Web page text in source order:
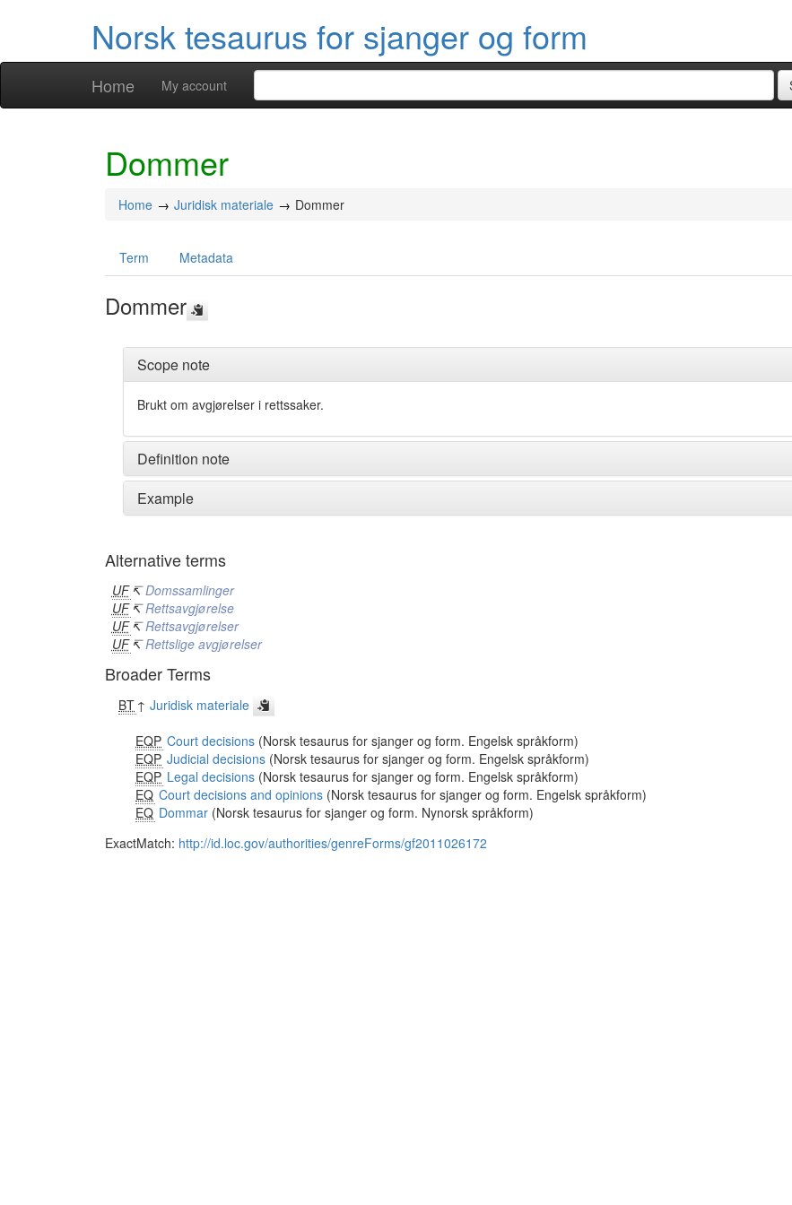
Norsk tesaurus for sjanger og form
Home My account
Dommer
Home Juridisk materiale Dommer
Term Metadata
Dommer
Scope note
Brukt om avgjørelser i rettssaker.
Definition note
Example
Alternative terms
UF ↸Domssamlinger
UF ↸Rettsavgjørelse
UF ↸Rettsavgjørelser
UF ↸Rettslige avgjørelser
Broader Terms
BT ↑Juridisk materiale
EQP Court decisions (Norsk tesaurus for sjanger og form. Engelsk språkform)
EQP Judicial decisions (Norsk tesaurus for sjanger og form. Engelsk språkform)
EQP Legal decisions (Norsk tesaurus for sjanger og form. Engelsk språkform)
EQ Court decisions and opinions (Norsk tesaurus for sjanger og form. Engelsk språkform)
EQ Dommar (Norsk tesaurus for sjanger og form. Nynorsk språkform)
ExactMatch: http://id.loc.gov/authorities/genreForms/gf2011026172